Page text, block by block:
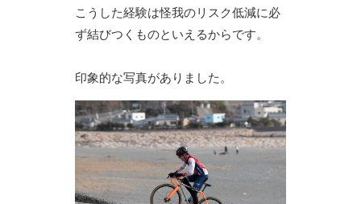
こうした経験は怪我のリスク低減に必
ず結びつくものといえるからです。
印象的な写真がありました。